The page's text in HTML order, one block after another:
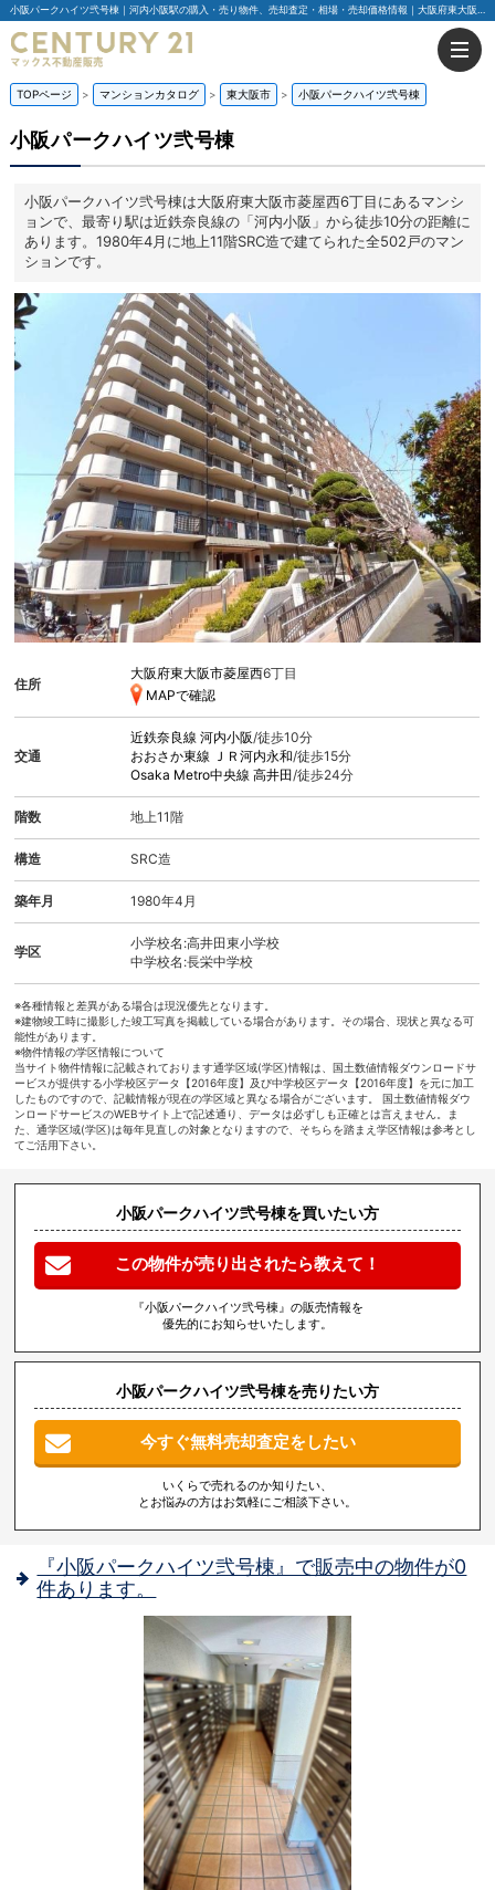
TOPページ マンションカタログ 東大阪市 小阪パークハイツ弐号棟
小阪パークハイツ弐号棟
小阪パークハイツ弐号棟は大阪府東大阪市菱屋西6丁目にあるマンシ
ョンで、最寄り駅は近鉄奈良線の「河内小阪」から徒歩10分の距離に
あります。1980年4月に地上11階SRC造で建てられた全502戸のマン
ションです。
住所
大阪府東大阪市菱屋西6丁目
MAPで確認
交通
近鉄奈良線河内小阪/徒歩10分
おおさか東線
ＪＲ河内永和/徒歩15分
Osaka Metro中央線高井田/徒歩24分
階数 地上11階
構造 SRC造
築年月 1980年4月
学区
小学校名:高井田東小学校
中学校名:長栄中学校
※各種情報と差異がある場合は現況優先となります。
※建物竣工時に撮影した竣工写真を掲載している場合があります。その場合、現状と異なる可
能性があります。
※物件情報の学区情報について
当サイト物件情報に記載されております通学区域(学区)情報は、国土数値情報ダウンロードサ
ービスが提供する小学校区データ【2016年度】及び中学校区データ【2016年度】を元に加工
したものですので、記載情報が現在の学区域と異なる場合がございます。 国土数値情報ダウ
ンロードサービスのWEBサイト上で記述通り、データは必ずしも正確とは言えません。ま
た、通学区域(学区)は毎年見直しの対象となりますので、そちらを踏まえ学区情報は参考とし
てご活用下さい。
小阪パークハイツ弐号棟を買いたい方
この物件が売り出されたら教えて！
『小阪パークハイツ弐号棟』の販売情報を
優先的にお知らせいたします。
小阪パークハイツ弐号棟を売りたい方
今すぐ無料売却査定をしたい
いくらで売れるのか知りたい、
とお悩みの方はお気軽にご相談下さい。
『小阪パークハイツ弐号棟』で販売中の物件が0
件あります。